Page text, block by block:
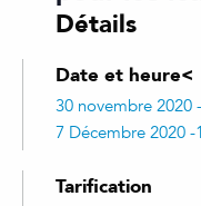
Détails
Date et heure<
30 novembre 2020
7 Décembre 2020 -
Tarification